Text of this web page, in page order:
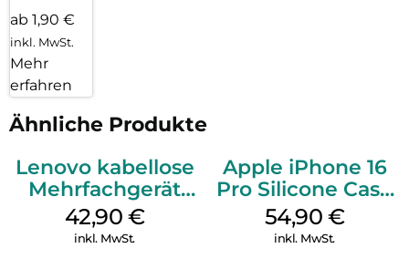
ab 1,90 €
inkl. MwSt.
Mehr
erfahren
Ähnliche Produkte
Lenovo kabellose
Mehrfachgerät
Luna Grey
42,90 €
inkl. MwSt.
Apple iPhone 16
Pro Silicone Case
MagSafe Black
54,90 €
inkl. MwSt.